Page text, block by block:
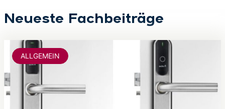
Neueste Fachbeiträge
ALLGEMEIN